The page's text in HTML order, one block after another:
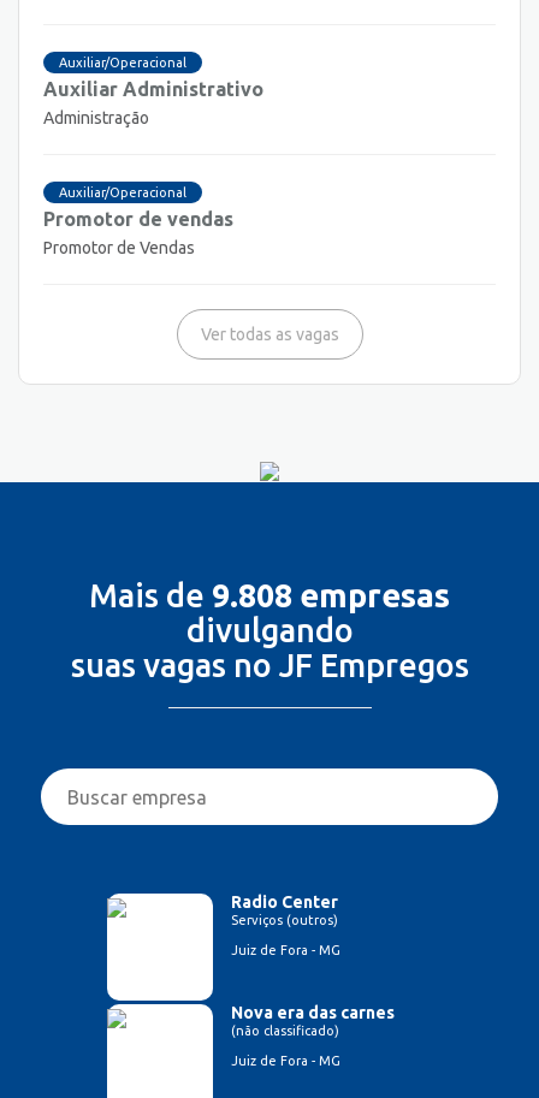
Auxiliar/Operacional
Auxiliar Administrativo
Administração
Auxiliar/Operacional
Promotor de vendas
Promotor de Vendas
Ver todas as vagas
Mais de 9.808 empresas
divulgando
suas vagas no JF Empregos
Radio Center
Serviços (outros)
Juiz de Fora - MG
Nova era das carnes
(não classificado)
Juiz de Fora - MG